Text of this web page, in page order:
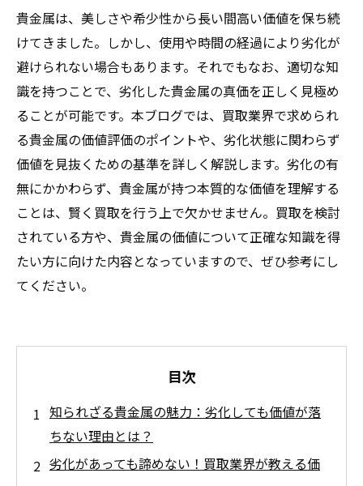
貴金属は、美しさや希少性から長い間高い価値を保ち続
けてきました。しかし、使用や時間の経過により劣化が
避けられない場合もあります。それでもなお、適切な知
識を持つことで、劣化した貴金属の真価を正しく見極め
ることが可能です。本ブログでは、買取業界で求められ
る貴金属の価値評価のポイントや、劣化状態に関わらず
価値を見抜くための基準を詳しく解説します。劣化の有
無にかかわらず、貴金属が持つ本質的な価値を理解する
ことは、賢く買取を行う上で欠かせません。買取を検討
されている方や、貴金属の価値について正確な知識を得
たい方に向けた内容となっていますので、ぜひ参考にし
てください。
目次
知られざる貴金属の魅力：劣化しても価値が落
ちない理由とは？
劣化があっても諦めない！買取業界が教える価